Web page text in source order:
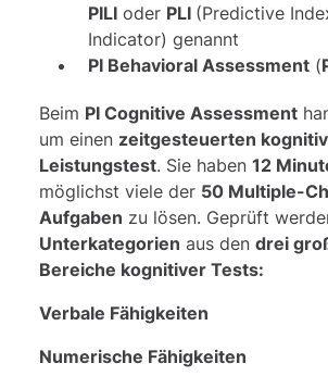
PILI oder PLI (Predictive
Indicator) genannt
PI Behavioral Assessment (
Beim PI Cognitive Assessment
um einen zeitgesteuerten
Leistungstest. Sie haben 12
möglichst viele der 50 Multiple-
Aufgaben zu lösen. Geprüft
Unterkategorien aus den drei
Bereiche kognitiver Tests:
Verbale Fähigkeiten
Numerische Fähigkeiten